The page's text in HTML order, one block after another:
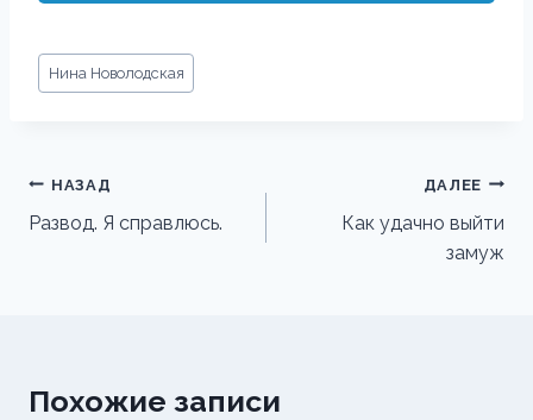
Метки
записи:
Нина Новолодская
Навигация
по
НАЗАД
Развод. Я справлюсь.
ДАЛЕЕ
Как удачно выйти
замуж
Похожие записи